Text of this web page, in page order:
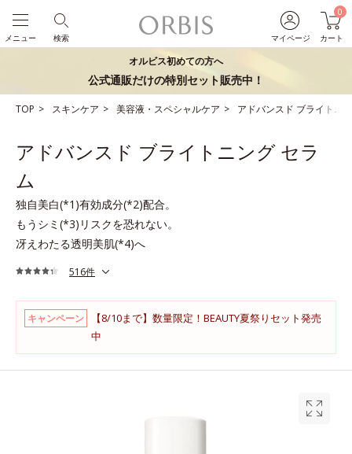
マイページ
0
カート
検索
メニュー
オルビス初めての方へ
公式通販だけの特別セット販売中！
TOP スキンケア 美容液・スペシャルケア アドバンスド ブライトニ
アドバンスド ブライトニング セラ
ム
独自美白(*1)有効成分(*2)配合。
もうシミ(*3)リスクを恐れない。
冴えわたる透明美肌(*4)へ
516件
キャンペーン
【8/10まで】数量限定！BEAUTY夏祭りセット発売
中